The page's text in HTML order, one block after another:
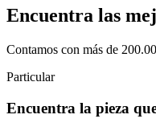
Encuentra las
Contamos con más de
Particular
Encuentra la pieza